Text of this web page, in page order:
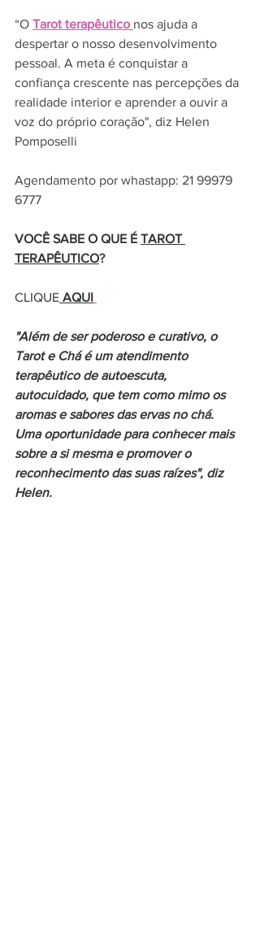
“O Tarot terapêutico nos ajuda a
despertar o nosso desenvolvimento
pessoal. A meta é conquistar a
confiança crescente nas percepções da
realidade interior e aprender a ouvir a
voz do próprio coração", diz Helen
Pomposelli
Agendamento por whastapp: 21 99979
6777
VOCÊ SABE O QUE É TAROT
TERAPÊUTICO?
CLIQUE AQUI
"Além de ser poderoso e curativo, o
Tarot e Chá é um atendimento
terapêutico de autoescuta,
autocuidado, que tem como mimo os
aromas e sabores das ervas no chá.
Uma oportunidade para conhecer mais
sobre a si mesma e promover o
reconhecimento das suas raízes", diz
Helen.